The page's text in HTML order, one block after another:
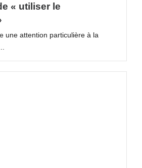
« utiliser le
une attention particulière à la